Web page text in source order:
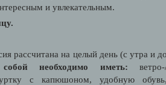
и увлекательным.
рассчитана на целый день (с утра и
необходимо иметь:
с капюшоном, удобную